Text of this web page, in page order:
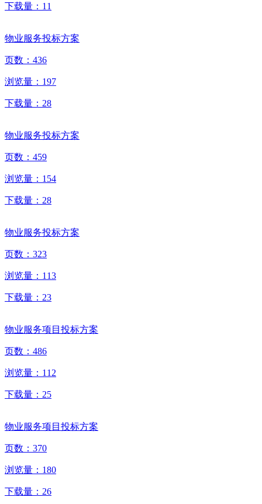
下载量： 11
物业服务投标方案
页数： 436
浏览量： 197
下载量： 28
物业服务投标方案
页数： 459
浏览量： 154
下载量： 28
物业服务投标方案
页数： 323
浏览量： 113
下载量： 23
物业服务项目投标方案
页数： 486
浏览量： 112
下载量： 25
物业服务项目投标方案
页数： 370
浏览量： 180
下载量： 26